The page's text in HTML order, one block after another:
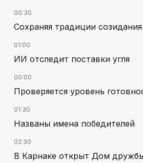
00:30
Сохраняя традиции созидания
01:00
ИИ отследит поставки угля
00:00
Проверяется уровень
01:30
Названы имена победителей
02:30
В Карнаке открыт Дом